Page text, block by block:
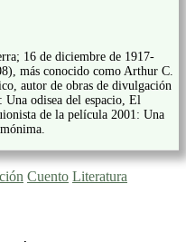
16 de diciembre de 1917-
más conocido como Arthur C.
autor de obras de divulgación
odisea del espacio, El
de la película 2001: Una
Cuento Literatura